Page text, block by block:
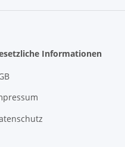
Informationen